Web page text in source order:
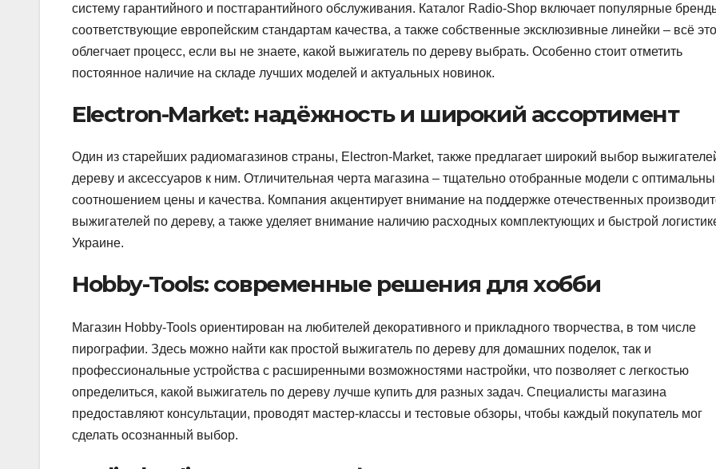
систему гарантийного и постгарантийного обслуживания. Каталог Radio-Shop включает популярные
соответствующие европейским стандартам качества, а также собственные эксклюзивные линейки – всё это
облегчает процесс, если вы не знаете, какой выжигатель по дереву выбрать. Особенно стоит отметить
постоянное наличие на складе лучших моделей и актуальных новинок.
Electron-Market: надёжность и широкий ассортимент
Один из старейших радиомагазинов страны, Electron-Market, также предлагает широкий выбор
дереву и аксессуаров к ним. Отличительная черта магазина – тщательно отобранные модели с
соотношением цены и качества. Компания акцентирует внимание на поддержке отечественных
выжигателей по дереву, а также уделяет внимание наличию расходных комплектующих и быстрой
Украине.
Hobby-Tools: современные решения для хобби
Магазин Hobby-Tools ориентирован на любителей декоративного и прикладного творчества, в том числе
пирографии. Здесь можно найти как простой выжигатель по дереву для домашних поделок, так и
профессиональные устройства с расширенными возможностями настройки, что позволяет с легкостью
определиться, какой выжигатель по дереву лучше купить для разных задач. Специалисты магазина
предоставляют консультации, проводят мастер-классы и тестовые обзоры, чтобы каждый покупатель мог
сделать осознанный выбор.